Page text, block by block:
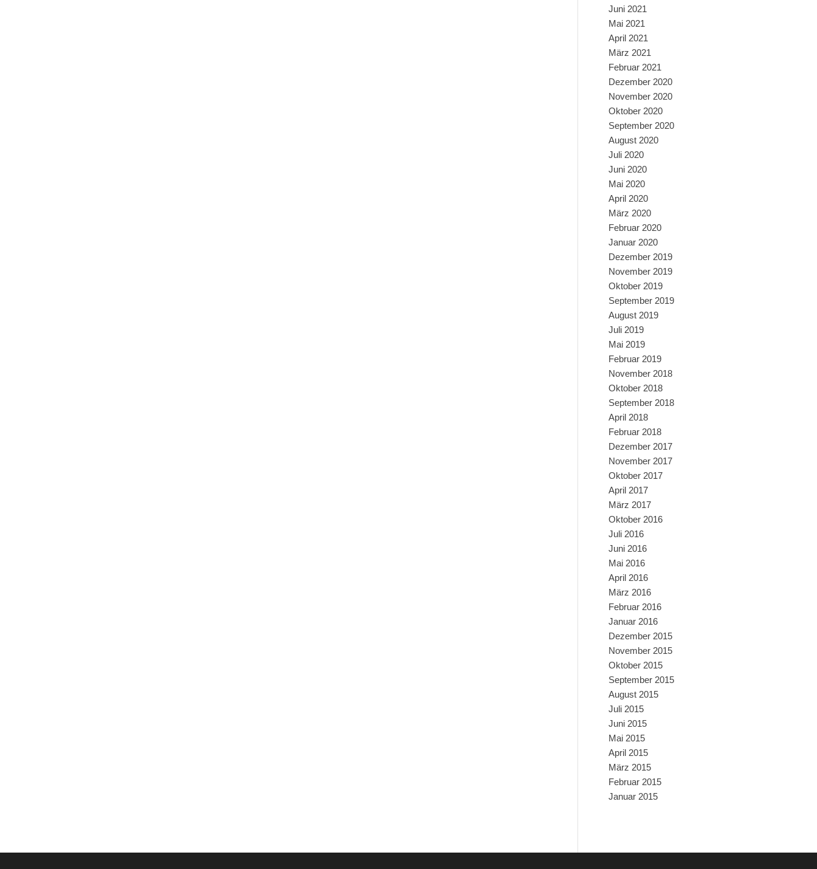
Juni 2021
Mai 2021
April 2021
März 2021
Februar 2021
Dezember 2020
November 2020
Oktober 2020
September 2020
August 2020
Juli 2020
Juni 2020
Mai 2020
April 2020
März 2020
Februar 2020
Januar 2020
Dezember 2019
November 2019
Oktober 2019
September 2019
August 2019
Juli 2019
Mai 2019
Februar 2019
November 2018
Oktober 2018
September 2018
April 2018
Februar 2018
Dezember 2017
November 2017
Oktober 2017
April 2017
März 2017
Oktober 2016
Juli 2016
Juni 2016
Mai 2016
April 2016
März 2016
Februar 2016
Januar 2016
Dezember 2015
November 2015
Oktober 2015
September 2015
August 2015
Juli 2015
Juni 2015
Mai 2015
April 2015
März 2015
Februar 2015
Januar 2015